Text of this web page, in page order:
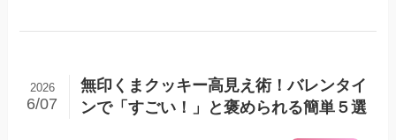
無印くまクッキー高見え術！バレンタイ
ンで「すごい！」と褒められる簡単５選
2026
6/07